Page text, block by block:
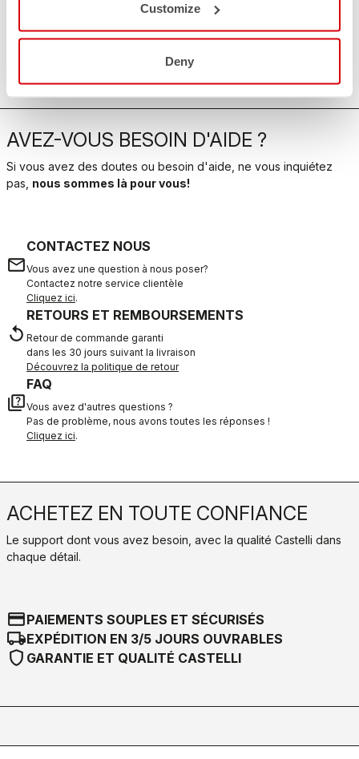
Customize
Deny
Attention :édition ultra-limitée, à ne pas rater si tu veux
AVEZ-VOUS BESOIN D'AIDE ?
Si vous avez des doutes ou besoin d'aide, ne vous inquiétez
pas, nous sommes là pour vous!
email
CONTACTEZ NOUS
Vous avez une question à nous poser?
Contactez notre service clientèle
Cliquez ici.
replay
RETOURS ET REMBOURSEMENTS
Retour de commande garanti
dans les 30 jours suivant la livraison
Découvrez la politique de retour
quiz
FAQ
Vous avez d'autres questions ?
Pas de problème, nous avons toutes les réponses !
Cliquez ici.
ACHETEZ EN TOUTE CONFIANCE
Le support dont vous avez besoin, avec la qualité Castelli dans
chaque détail.
credit_cardPAIEMENTS SOUPLES ET SÉCURISÉS
local_shippingEXPÉDITION EN 3/5 JOURS OUVRABLES
shield GARANTIE ET QUALITÉ CASTELLI